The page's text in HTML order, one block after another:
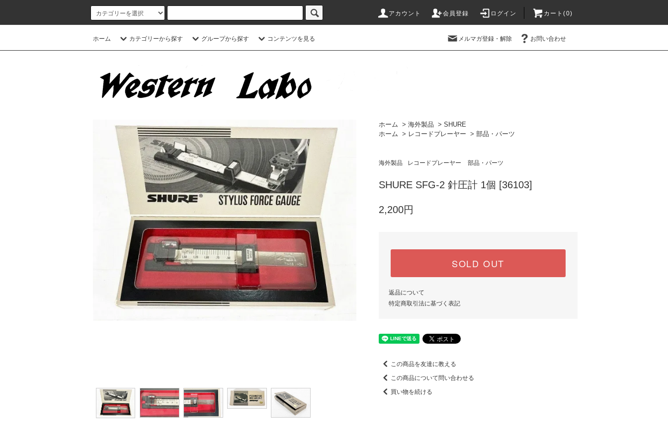
アカウント 会員登録 ログイン カート(0)
ホーム カテゴリーから探す グループから探す コンテンツを見る メルマガ登録・解除 お問い合わせ
ホーム > 海外製品 > SHURE
ホーム > レコードプレーヤー > 部品・パーツ
海外製品 レコードプレーヤー 部品・パーツ
SHURE SFG-2 針圧計 1個 [36103]
2,200円
SOLD OUT
返品について
特定商取引法に基づく表記
この商品を友達に教える
この商品について問い合わせる
買い物を続ける